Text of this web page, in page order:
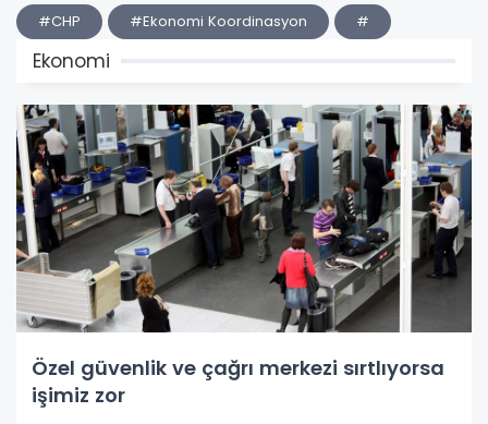
#CHP #Ekonomi Koordinasyon #
Ekonomi
Özel güvenlik ve çağrı merkezi sırtlıyorsa
işimiz zor